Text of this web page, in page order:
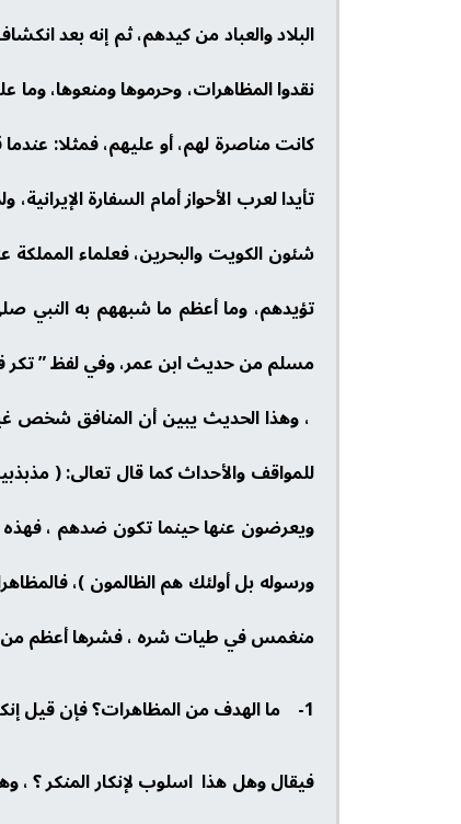
البلاد والعباد من كيدهم، ثم إنه بعد
نقدوا المظاهرات، وحرموها ومنعوها، وما
كانت مناصرة لهم، أو عليهم، فمثلا:
تأيدا لعرب الأحواز أمام السفارة
شئون الكويت والبحرين، فعلماء
تؤيدهم، وما أعظم ما شبههم به النبي
مسلم من حديث ابن عمر، وفي لفظ ” تكر في
، وهذا الحديث يبين أن المنافق شخص
للمواقف والأحداث كما قال تعالى: (
ويعرضون عنها حينما تكون ضدهم ، فهذه
ورسوله بل أولئك هم الظالمون )،
منغمس في طيات شره ، فشرها أعظم من
1- ما الهدف من المظاهرات؟ فإن قيل إنكار منكر.
فيقال وهل هذا اسلوب لإنكار المنكر ؟ ،